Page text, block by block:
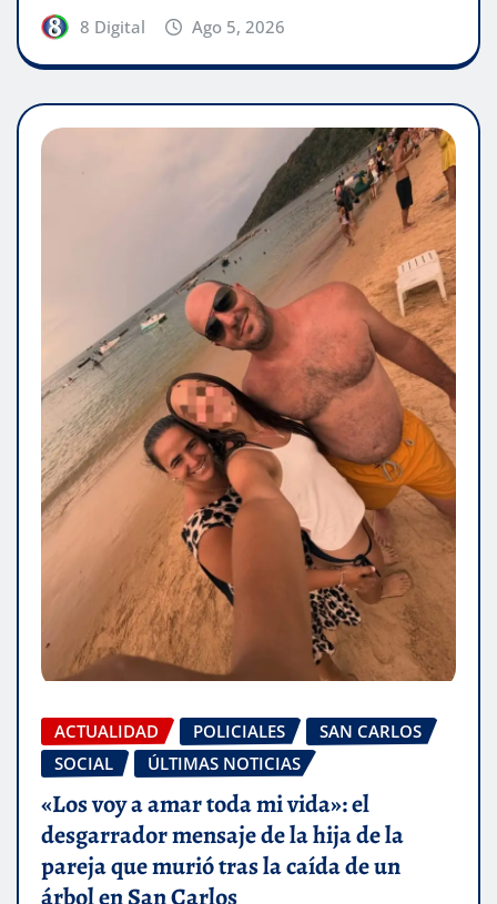
8 Digital Ago 5, 2026
ACTUALIDAD POLICIALES
SAN CARLOS
SOCIAL
ÚLTIMAS NOTICIAS
«Los voy a amar toda mi vida»: el
desgarrador mensaje de la hija de la
pareja que murió tras la caída de un
árbol en San Carlos